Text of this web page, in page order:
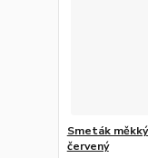
Smeták
červený